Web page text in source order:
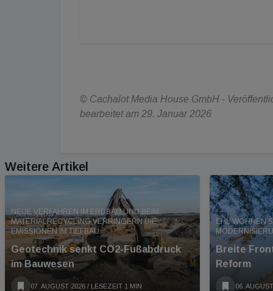
© Cachalot Media House GmbH -
bearbeitet am 29. Januar 2026
Weitere Artikel
NEUE VERFAHREN IM ERDBAU UND BEIM
MATERIALRECYCLING VERRINGERN DIE
EMISSIONEN IM TIEFBAU.
Geotechnik senkt CO2-Fußabdruck
im Bauwesen
07. AUGUST 2026 / LESEZEIT 1 MIN
EHL WOHNEN
Breite
Reform
06.